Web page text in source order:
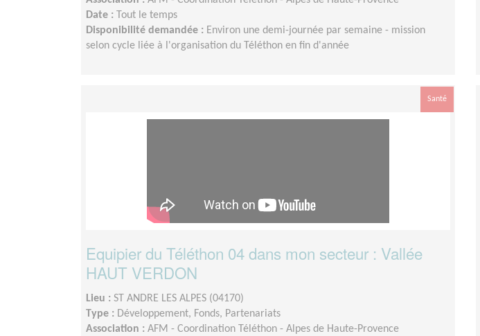
Date :
Tout le temps
Disponibilité demandée : Environ une demi-journée par semaine - mission
selon cycle liée à l'organisation du Téléthon en fin d'année
Santé
Equipier du Téléthon 04 dans mon secteur : Vallée
HAUT VERDON
Lieu : ST ANDRE LES ALPES (04170)
Type : Développement, Fonds, Partenariats
Association : AFM - Coordination Téléthon - Alpes de Haute-Provence